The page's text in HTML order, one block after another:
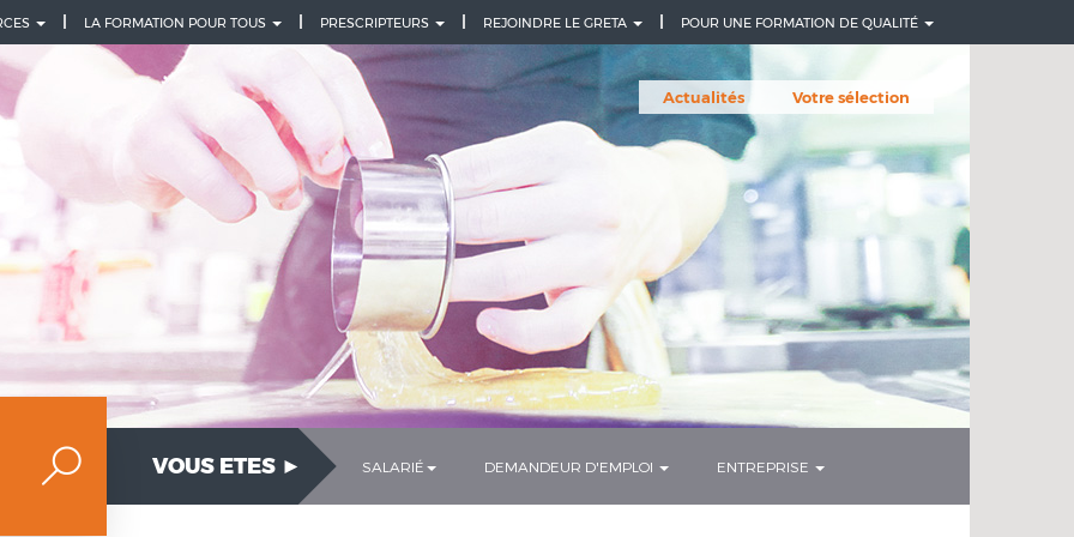
POUR UNE FORMATION DE QUALITÉ
REJOINDRE LE GRETA
PRESCRIPTEURS
LA FORMATION POUR TOUS
Actualités Votre sélection
VOUS ETES ► SALARIÉ DEMANDEUR D'EMPLOI ENTREPRISE